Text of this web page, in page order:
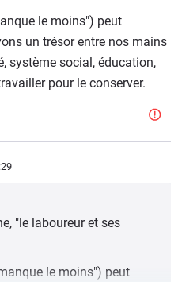
se tape un système qui
et on a l'État
car certaines de nos
sous-capitalisées.
L'État, il doit s'occuper
sociale. Enfin bref, j'arrête
de ce pays, alors qu'il a un
le moins") peut
un trésor entre nos mains
système social, éducation,
pour le conserver.
"le laboureur et ses
le moins") peut